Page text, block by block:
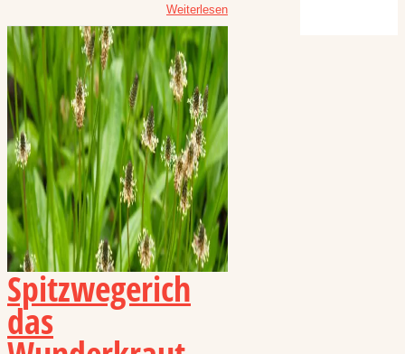
Weiterlesen
Spitzwegerich
das